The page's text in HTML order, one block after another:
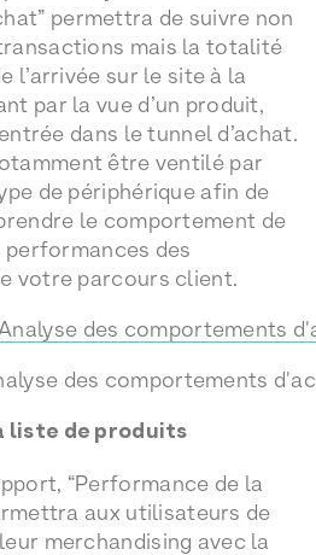
permettra de suivre non
mais la totalité
l’arrivée sur le site à la
par la vue d’un produit,
dans le tunnel d’achat.
être ventilé par
de périphérique afin de
le comportement de
des
votre parcours client.
des comportements
liste de produits
“Performance de la
aux utilisateurs de
merchandising avec la